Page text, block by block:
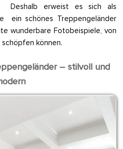
Deshalb erweist es sich als
ein schönes Treppengeländer
wunderbare Fotobeispiele, von
können.
– stilvoll und